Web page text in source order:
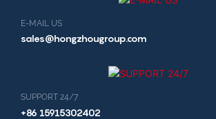
E-MAIL US
sales@hongzhougroup.com
SUPPORT 24/7
+86 15915302402